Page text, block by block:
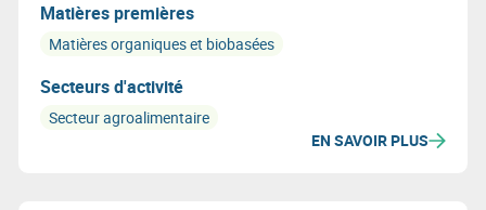
Matières premières
Matières organiques et biobasées
Secteurs d'activité
Secteur agroalimentaire
EN SAVOIR PLUS